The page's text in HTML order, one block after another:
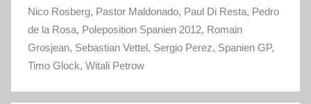
Nico Rosberg, Pastor Maldonado, Paul Di Resta, Pedro
de la Rosa, Poleposition Spanien 2012, Romain
Grosjean, Sebastian Vettel, Sergio Perez, Spanien GP,
Timo Glock, Witali Petrow